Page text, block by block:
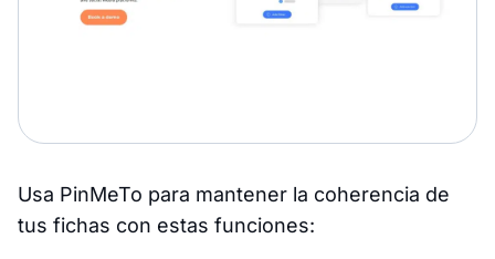
Usa PinMeTo para mantener la coherencia de
tus fichas con estas funciones: